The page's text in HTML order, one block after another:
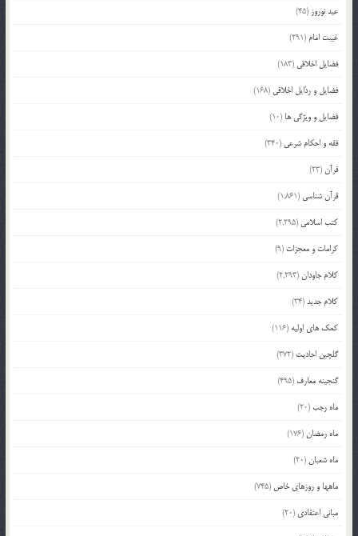
عید نوروز (45)
غیبت امام (291)
فضایل اخلاقی (183)
فضایل و رذایل اخلاقی (168)
فضایل و ویژگی ها (10)
فقه و احکام شرعی (340)
قرآن (23)
قرآن شناسی (1,861)
کتب اسلامی (2,295)
کرامات و معجزات (9)
کلام جاودان (2,293)
کلام جدید(34)
کمک های اولیه (116)
گلچین احادیث (372)
گنجینه معارف (495)
ماه رجب(20)
ماه رمضان (176)
ماه شعبان (20)
ماهها و روزهای خاص (745)
مبانی اعتقادی (20)